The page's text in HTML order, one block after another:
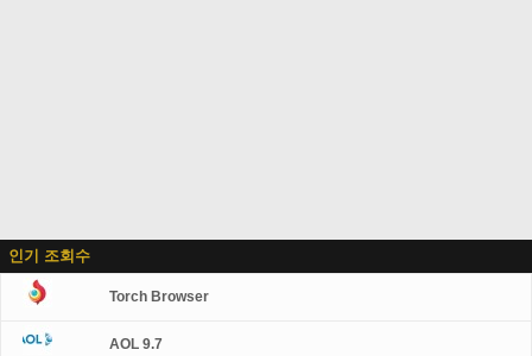
인기 조회수
Torch Browser
AOL 9.7